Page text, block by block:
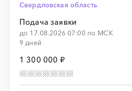
Свердловская область
Подача заявки
до 17.08.2026 07:00 по МСК
9 дней
1 300 000 ₽